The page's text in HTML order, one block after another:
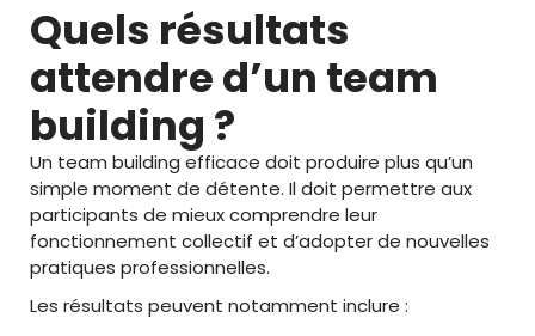
Quels résultats
attendre d’un team
building ?
Un team building efficace doit produire plus qu’un
simple moment de détente. Il doit permettre aux
participants de mieux comprendre leur
fonctionnement collectif et d’adopter de nouvelles
pratiques professionnelles.
Les résultats peuvent notamment inclure :